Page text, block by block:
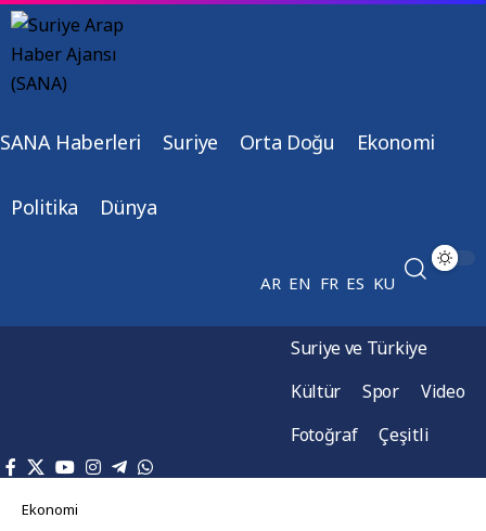
SANA Haberleri Suriye Orta Doğu Ekonomi
Politika Dünya
AR EN FR ES KU
Suriye ve Türkiye
Kültür
Spor
Video
Fotoğraf
Çeşitli
Ekonomi